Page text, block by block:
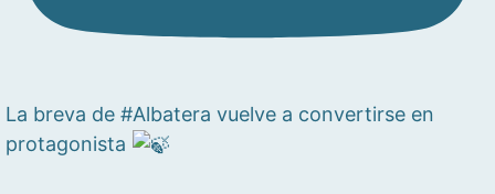
La breva de #Albatera vuelve a convertirse en
protagonista